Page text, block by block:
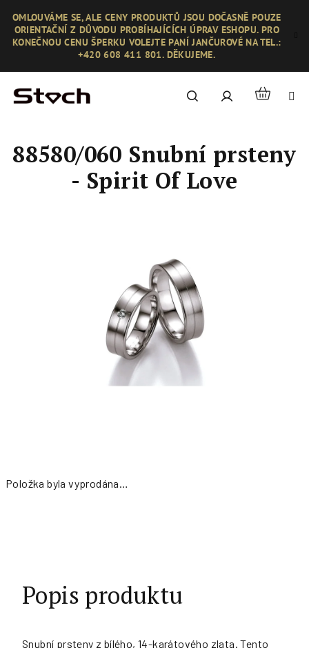
obsah
OMLOUVÁME SE, ALE CENY PRODUKTŮ JSOU DOČASNĚ POUZE
ORIENTAČNÍ Z DŮVODU PROBÍHAJÍCÍCH ÚPRAV ESHOPU. PRO
KONEČNOU CENU ŠPERKU VOLEJTE PANÍ JANČUROVÉ NA TEL.:
+420 608 411 801. DĚKUJEME.
Hledat PřihlášeníNákupní
Položka byla vyprodána…
88580/060 Snubní prsteny
- Spirit Of Love
Popis produktu
Snubní prsteny z bílého, 14-karátového zlata. Tento